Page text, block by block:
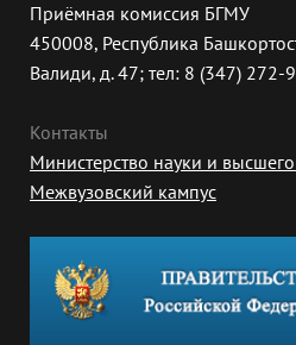
Приёмная комиссия БГМУ
450008, Республика
Валиди, д. 47; тел: 8 (347) 272-
Контакты
Министерство науки и
Межвузовский кампус